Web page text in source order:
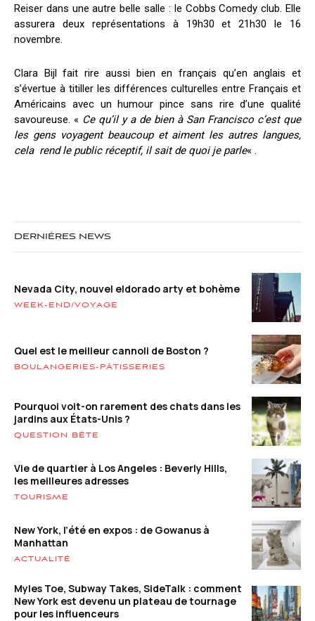
Reiser dans une autre belle salle : le Cobbs Comedy club. Elle
assurera deux représentations à 19h30 et 21h30 le 16
novembre.
Clara Bijl fait rire aussi bien en français qu’en anglais et
s’évertue à titiller les différences culturelles entre Français et
Américains avec un humour pince sans rire d’une qualité
savoureuse. « Ce qu’il y a de bien à San Francisco c’est que
les gens voyagent beaucoup et aiment les autres langues,
cela rend le public réceptif, il sait de quoi je parle« .
DERNIÈRES NEWS
Nevada City, nouvel eldorado arty et bohème
WEEK-END/VOYAGE
Quel est le meilleur cannoli de Boston ?
BOULANGERIES-PÂTISSERIES
Pourquoi voit-on rarement des chats dans les
jardins aux États-Unis ?
QUESTION BÊTE
Vie de quartier à Los Angeles : Beverly Hills,
les meilleures adresses
TOURISME
New York, l’été en expos : de Gowanus à
Manhattan
ACTUALITÉ
Myles Toe, Subway Takes, SideTalk : comment
New York est devenu un plateau de tournage
pour les influenceurs